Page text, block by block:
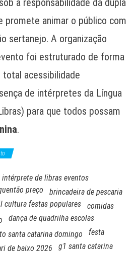
a responsabilidade da dupla
promete animar o público com
sertanejo. A organização
foi estruturado de forma
total acessibilidade
de intérpretes da Língua
para que todos possam
.
de libras eventos
preço
brincadeira de pescaria
cultura festas populares
comidas
dança de quadrilha escolas
santa catarina domingo
festa
de baixo 2026
g1 santa catarina